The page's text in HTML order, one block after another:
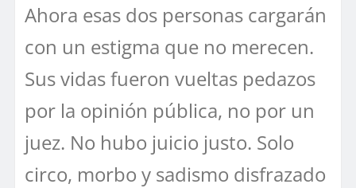
Ahora esas dos personas cargarán
con un estigma que no merecen.
Sus vidas fueron vueltas pedazos
por la opinión pública, no por un
juez. No hubo juicio justo. Solo
circo, morbo y sadismo disfrazado